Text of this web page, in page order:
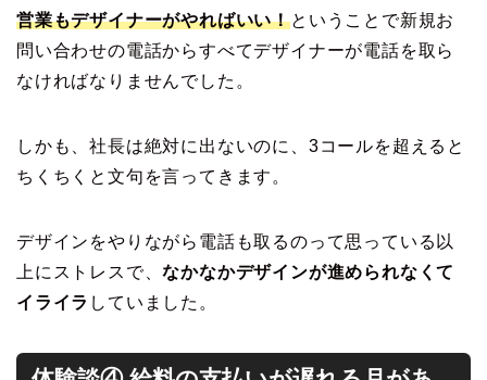
営業もデザイナーがやればいい！ということで新規お
問い合わせの電話からすべてデザイナーが電話を取ら
なければなりませんでした。
しかも、社長は絶対に出ないのに、3コールを超えると
ちくちくと文句を言ってきます。
デザインをやりながら電話も取るのって思っている以
上にストレスで、なかなかデザインが進められなくて
イライラ していました。